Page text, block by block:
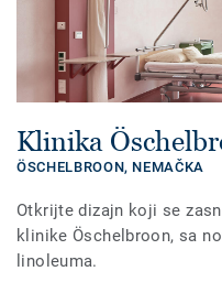
Klinika
ÖSCHELBROON, NEMAČKA
Otkrijte dizajn koji se
klinike Öschelbroon, sa
linoleuma.